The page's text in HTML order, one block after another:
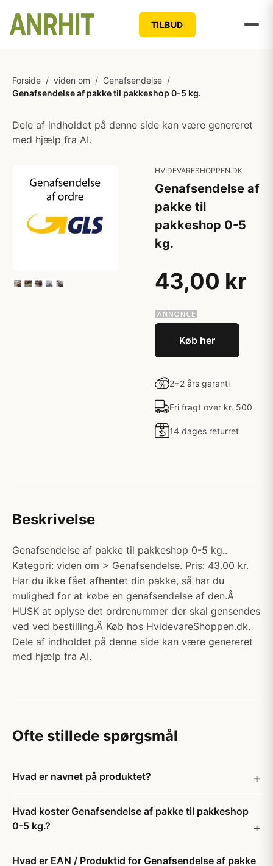
TILBUD
Forside / viden om / Genafsendelse /
Genafsendelse af pakke til pakkeshop 0-5 kg.
Dele af indholdet på denne side kan være genereret
med hjælp fra AI.
HVIDEVARESHOPPEN.DK
Genafsendelse af
pakke til
pakkeshop 0-5
kg.
43,00 kr
Køb her
2+2 års garanti
Fri fragt over kr. 500
14 dages returret
Beskrivelse
Genafsendelse af pakke til pakkeshop 0-5 kg..
Kategori: viden om > Genafsendelse. Pris: 43.00 kr.
Har du ikke fået afhentet din pakke, så har du
mulighed for at købe en genafsendelse af den.Â
HUSK at oplyse det ordrenummer der skal gensendes
ved ved bestilling.Â Køb hos HvidevareShoppen.dk.
Dele af indholdet på denne side kan være genereret
med hjælp fra AI.
Ofte stillede spørgsmål
Hvad er navnet på produktet?
Hvad koster Genafsendelse af pakke til pakkeshop
0-5 kg.?
Hvad er EAN / Produktid for Genafsendelse af pakke